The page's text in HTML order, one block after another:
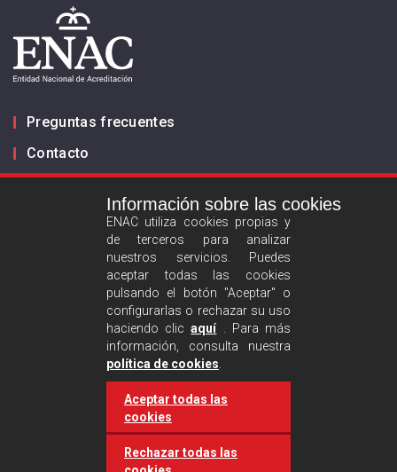
Preguntas frecuentes
Contacto
Política de privacidad
Política de cookies
Información sobre las cookies
ENAC utiliza cookies propias y
de terceros para analizar
nuestros servicios. Puedes
aceptar todas las cookies
pulsando el botón "Aceptar" o
configurarlas o rechazar su uso
haciendo clicaquí. Para más
información, consulta nuestra
política de cookies
Aceptar todas las
cookies
Rechazar todas las